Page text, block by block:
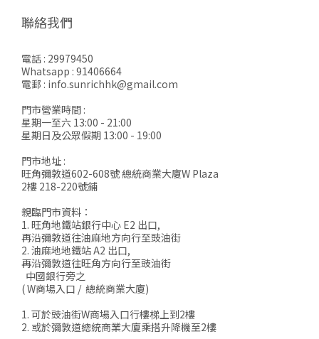
聯絡我們
電話 : 29979450
Whatsapp : 91406664
電郵 : info.sunrichhk@gmail.com
門市營業時間 :
星期一至六 13:00 - 21:00
星期日及公眾假期 13:00 - 19:00
門市地址 :
旺角彌敦道602-608號 總統商業大廈W Plaza
2樓 218-220號鋪
親臨門市資料：
1. 旺角地鐵站銀行中心 E2 出口,
再沿彌敦道往油麻地方向行至豉油街
2. 油麻地地鐵站 A2 出口,
再沿彌敦道往旺角方向行至豉油街
中國銀行旁之
( W商場入口 / 總統商業大廈)
1. 可於豉油街W商場入口行樓梯上到2樓
2. 或於彌敦道總統商業大廈乘搭升降機至2樓